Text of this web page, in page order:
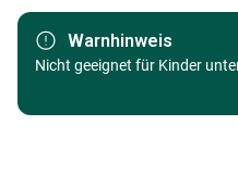
Marke
Kategorie
Alter
Warnhinweis
Nicht geeignet für Kinder